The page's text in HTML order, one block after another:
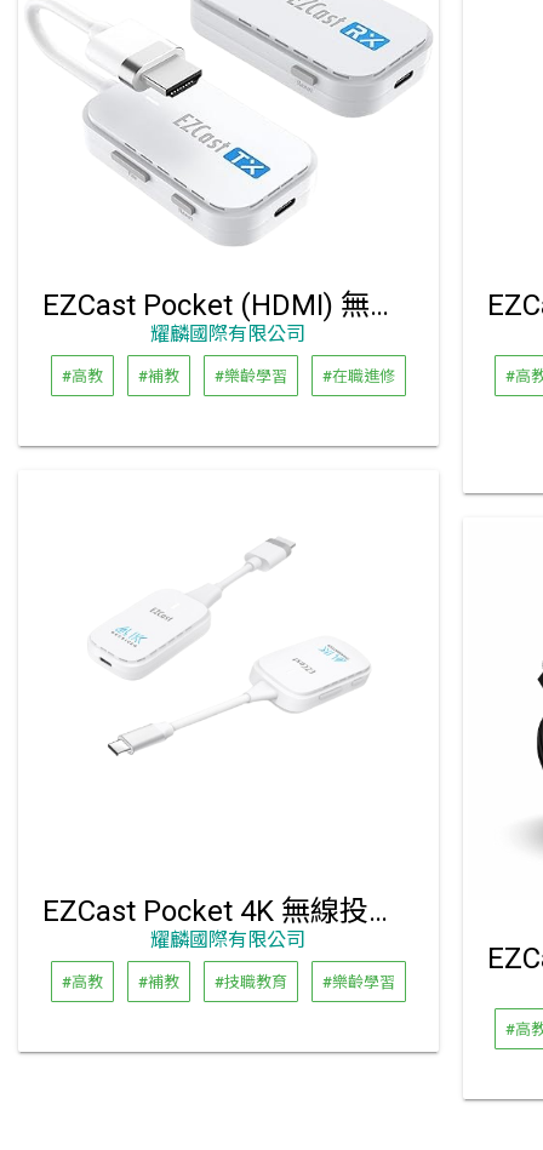
EZCast Pocket (HDMI) 無線投影傳輸器套組
耀麟國際有限公司
#高教 #補教 #樂齡學習 #在職進修 #高
EZCast Pocket 4K 無線投影傳輸器套組 (TYPE-C)
耀麟國際有限公司
#高教 #補教 #技職教育 #樂齡學習
#高